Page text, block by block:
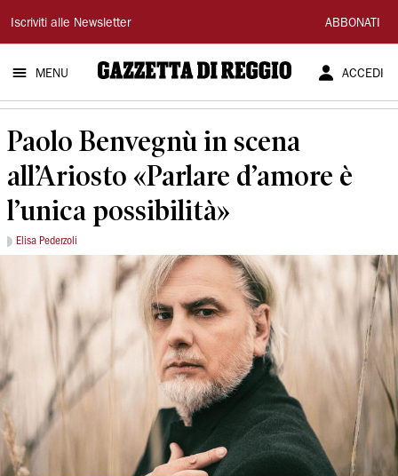
Gazzetta
di
Reggio
Iscriviti alle Newsletter ABBONATI
MENU ACCEDI
Paolo Benvegnù in scena
all’Ariosto «Parlare d’amore è
l’unica possibilità»
Elisa Pederzoli